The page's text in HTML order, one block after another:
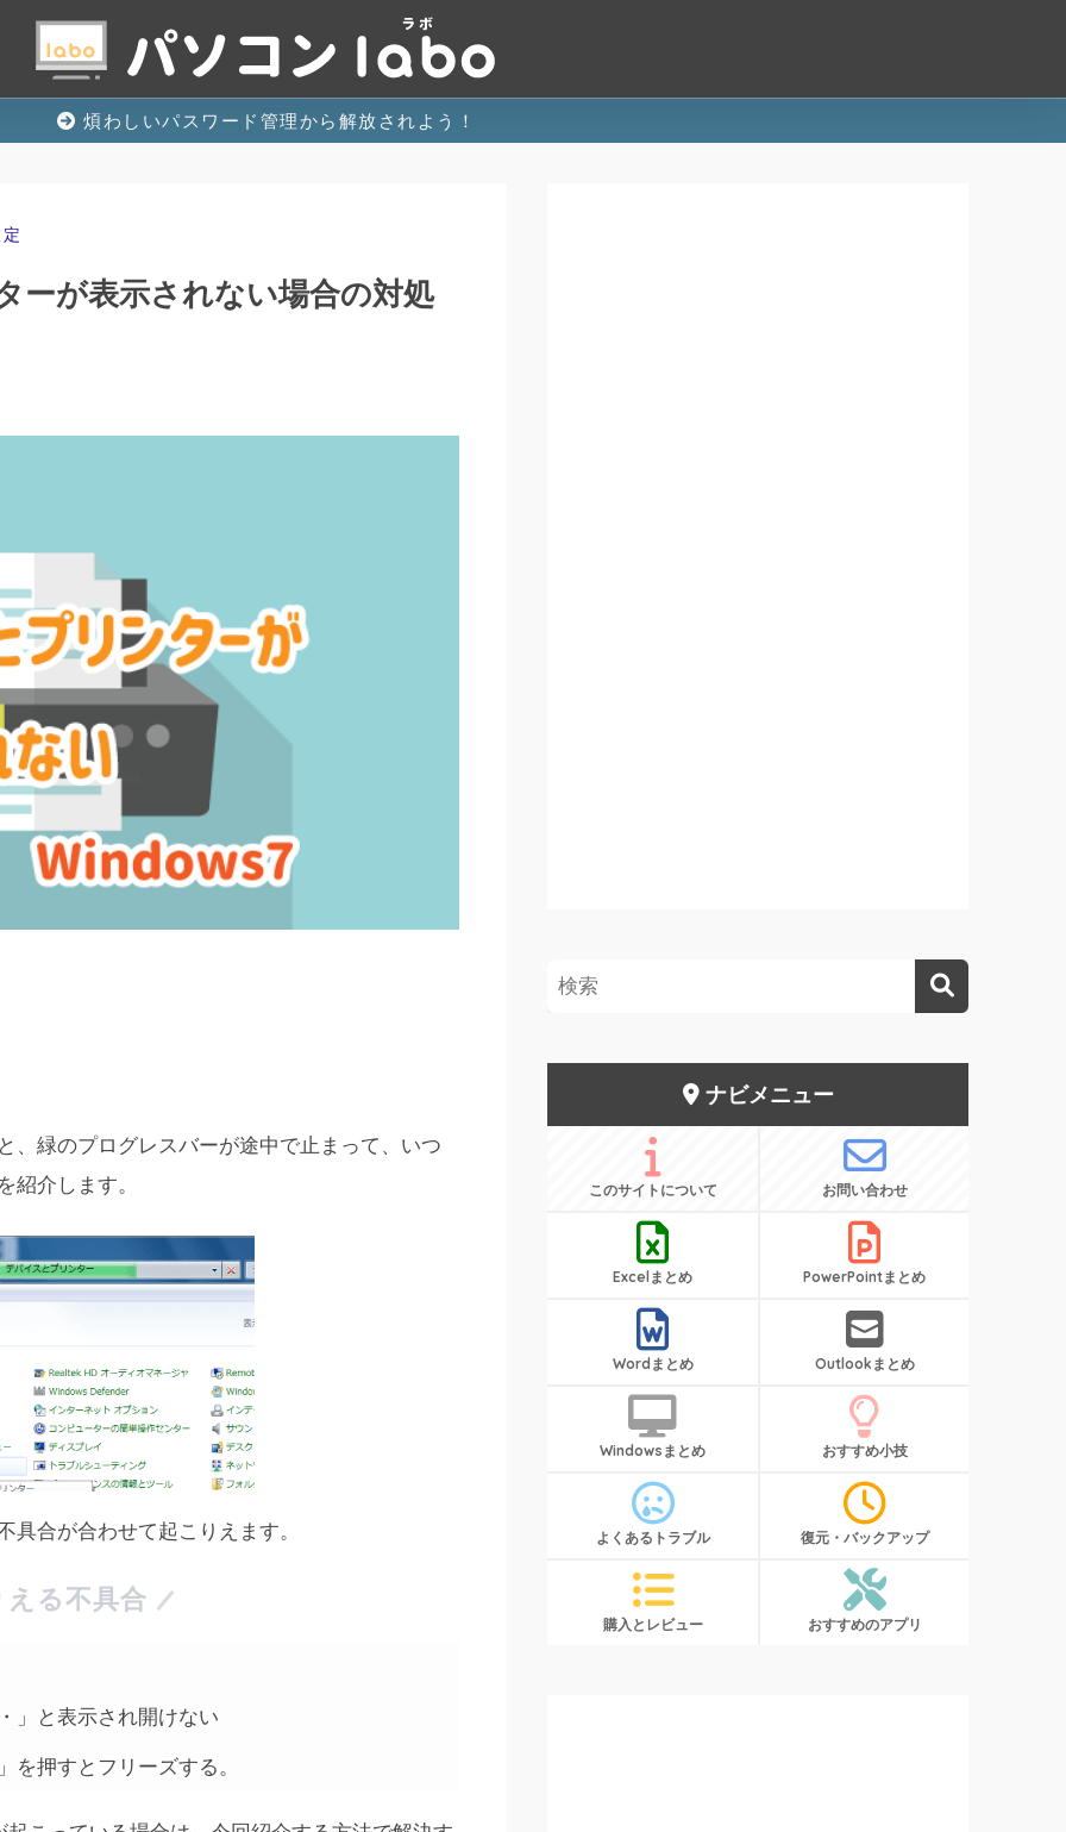
煩わしいパスワード管理から解放されよう！
ーが表示されない場合の対処
、緑のプログレスバーが途中で止まって、いつ
紹介します。
合が合わせて起こりえます。
る不具合
」と表示され開けない
を押すとフリーズする。
ナビメニュー
このサイトについて お問い合わせ
Excelまとめ PowerPointまとめ
Wordまとめ Outlookまとめ
Windowsまとめ おすすめ小技
よくあるトラブル 復元・バックアップ
購入とレビュー おすすめのアプリ